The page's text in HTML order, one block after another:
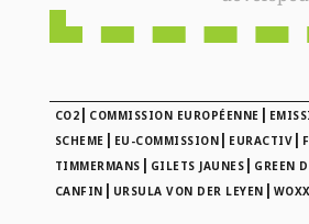
CO2 | COMMISSION EUROPÉENNE |
SCHEME | EU-COMMISSION | EURACTIV |
TIMMERMANS | GILETS JAUNES | GREEN
CANFIN | URSULA VON DER LEYEN |